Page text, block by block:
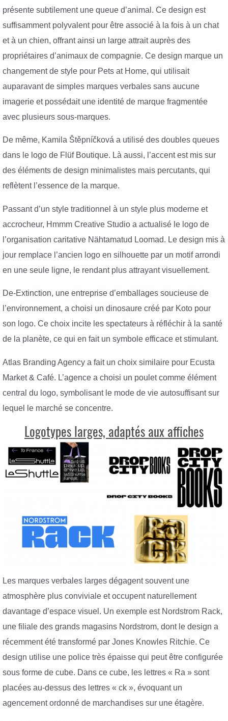
présente subtilement une queue d’animal. Ce design est
suffisamment polyvalent pour être associé à la fois à un chat
et à un chien, offrant ainsi un large attrait auprès des
propriétaires d’animaux de compagnie. Ce design marque un
changement de style pour Pets at Home, qui utilisait
auparavant de simples marques verbales sans aucune
imagerie et possédait une identité de marque fragmentée
avec plusieurs sous-marques.
De même, Kamila Štěpníčková a utilisé des doubles queues
dans le logo de Flüf Boutique. Là aussi, l’accent est mis sur
des éléments de design minimalistes mais percutants, qui
reflètent l’essence de la marque.
Passant d’un style traditionnel à un style plus moderne et
accrocheur, Hmmm Creative Studio a actualisé le logo de
l’organisation caritative Nähtamatud Loomad. Le design mis à
jour remplace l’ancien logo en silhouette par un motif arrondi
en une seule ligne, le rendant plus attrayant visuellement.
De-Extinction, une entreprise d’emballages soucieuse de
l’environnement, a choisi un dinosaure créé par Koto pour
son logo. Ce choix incite les spectateurs à réfléchir à la santé
de la planète, ce qui en fait un symbole efficace et stimulant.
Atlas Branding Agency a fait un choix similaire pour Ecusta
Market & Café. L’agence a choisi un poulet comme élément
central du logo, symbolisant le mode de vie autosuffisant sur
lequel le marché se concentre.
Logotypes larges, adaptés aux affiches
Les marques verbales larges dégagent souvent une
atmosphère plus conviviale et occupent naturellement
davantage d’espace visuel. Un exemple est Nordstrom Rack,
une filiale des grands magasins Nordstrom, dont le design a
récemment été transformé par Jones Knowles Ritchie. Ce
design utilise une police très épaisse qui peut être configurée
sous forme de cube. Dans ce cube, les lettres « Ra » sont
placées au-dessus des lettres « ck », évoquant un
agencement ordonné de marchandises sur une étagère.